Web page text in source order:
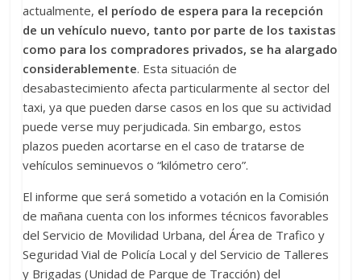
actualmente, el período de espera para la recepción
de un vehículo nuevo, tanto por parte de los taxistas
como para los compradores privados, se ha alargado
considerablemente. Esta situación de
desabastecimiento afecta particularmente al sector del
taxi, ya que pueden darse casos en los que su actividad
puede verse muy perjudicada. Sin embargo, estos
plazos pueden acortarse en el caso de tratarse de
vehículos seminuevos o “kilómetro cero”.
El informe que será sometido a votación en la Comisión
de mañana cuenta con los informes técnicos favorables
del Servicio de Movilidad Urbana, del Área de Trafico y
Seguridad Vial de Policía Local y del Servicio de Talleres
y Brigadas (Unidad de Parque de Tracción) del